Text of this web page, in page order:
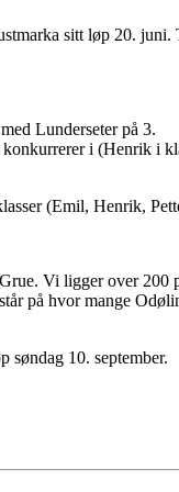
sitt løp 20.
Lunderseter på 3.
i (Henrik i
(Emil, Henrik,
Vi ligger over
på hvor mange
søndag 10. september.